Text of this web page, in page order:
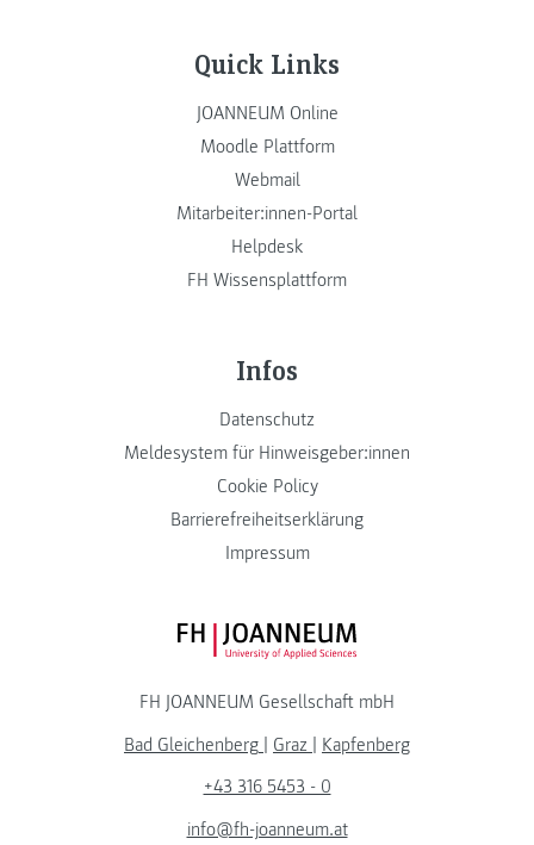
Quick Links
JOANNEUM Online
Moodle Plattform
Webmail
Mitarbeiter:innen-Portal
Helpdesk
FH Wissensplattform
Infos
Datenschutz
Meldesystem für Hinweisgeber:innen
Cookie Policy
Barrierefreiheitserklärung
Impressum
FH JOANNEUM Logo
FH JOANNEUM Gesellschaft mbH
Bad Gleichenberg | Graz | Kapfenberg
+43 316 5453 - 0
info@fh-joanneum.at